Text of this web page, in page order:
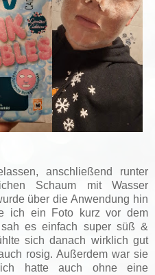
anschließend runter
Schaum mit Wasser
über die Anwendung hin
ich ein Foto kurz vor dem
sah es einfach super süß &
sich danach wirklich gut
rosig. Außerdem war sie
hatte auch ohne eine